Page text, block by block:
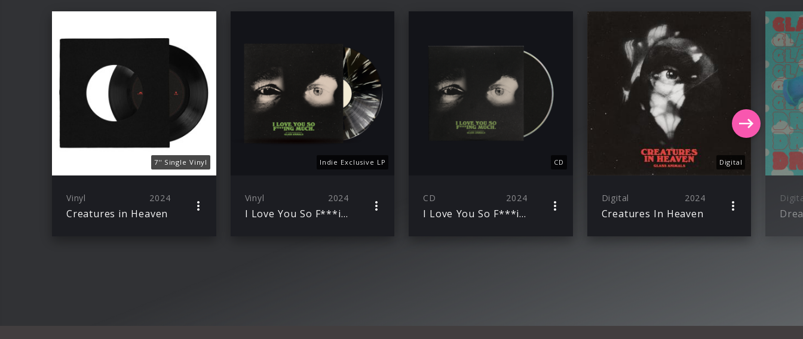
7'' Single Vinyl
Vinyl 2024
Creatures in Heaven
Indie Exclusive LP
Vinyl 2024
I Love You So F***ing Much
CD
CD 2024
I Love You So F***ing Much
Digital
Digital 2024
Creatures In Heaven